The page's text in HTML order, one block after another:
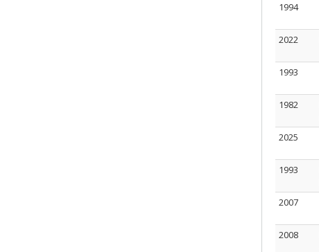
1994
2022
1993
1982
2025
1993
2007
2008